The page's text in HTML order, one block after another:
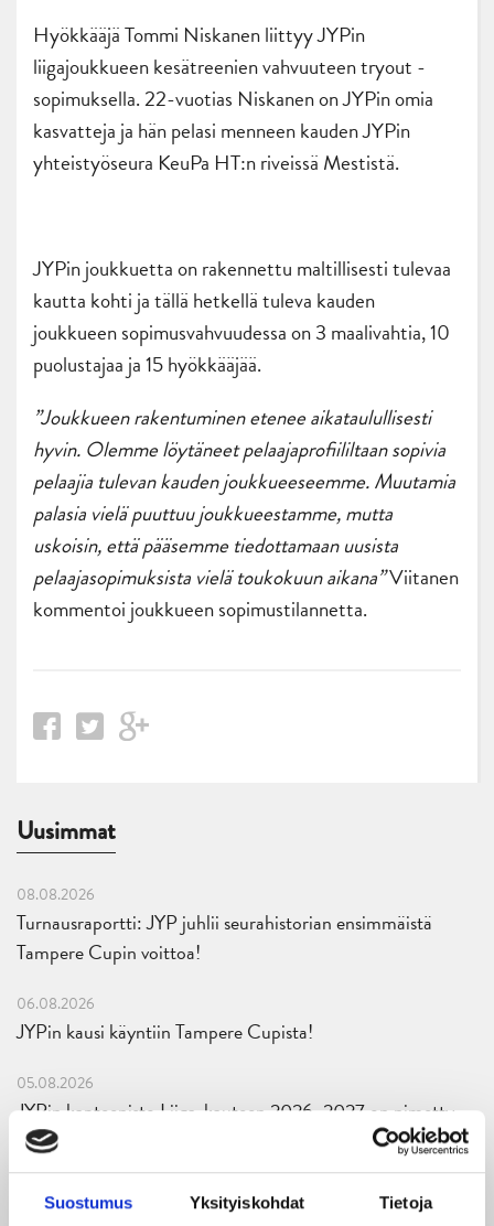
Suostumus Yksityiskohdat Tietoja
Hyökkääjä Tommi Niskanen liittyy JYPin
liigajoukkueen kesätreenien vahvuuteen tryout -
sopimuksella. 22-vuotias Niskanen on JYPin omia
kasvatteja ja hän pelasi menneen kauden JYPin
yhteistyöseura KeuPa HT:n riveissä Mestistä.
JYPin joukkuetta on rakennettu maltillisesti tulevaa
kautta kohti ja tällä hetkellä tuleva kauden
joukkueen sopimusvahvuudessa on 3 maalivahtia, 10
puolustajaa ja 15 hyökkääjää.
”Joukkueen rakentuminen etenee aikataulullisesti
hyvin. Olemme löytäneet pelaajaprofiililtaan sopivia
pelaajia tulevan kauden joukkueeseemme. Muutamia
palasia vielä puuttuu joukkueestamme, mutta
uskoisin, että pääsemme tiedottamaan uusista
pelaajasopimuksista vielä toukokuun aikana”Viitanen
kommentoi joukkueen sopimustilannetta.
Uusimmat
08.08.2026
Turnausraportti: JYP juhlii seurahistorian ensimmäistä
Tampere Cupin voittoa!
06.08.2026
JYPin kausi käyntiin Tampere Cupista!
05.08.2026
JYPin kapteenisto Liiga-kauteen 2026–2027 on nimetty
Joukkueen yhteisharjoitukset ovat alkaneet – ensimmäinen